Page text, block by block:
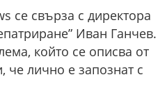
се свърза с директора
Иван Ганчев.
който се описва от
че лично е запознат с